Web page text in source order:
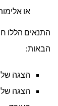
או
התנאים הללו
הבאות:
הצגה
הצגה של